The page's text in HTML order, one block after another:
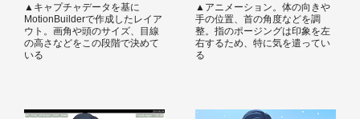
▲キャプチャデータを基に
MotionBuilderで作成したレイア
ウト。画角や頭のサイズ、目線
の高さなどをこの段階で決めて
いる
▲アニメーション。体の向きや
手の位置、首の角度などを調
整。指のポージングは印象を左
右するため、特に気を遣ってい
る